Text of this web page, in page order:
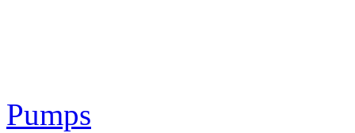
Pumps